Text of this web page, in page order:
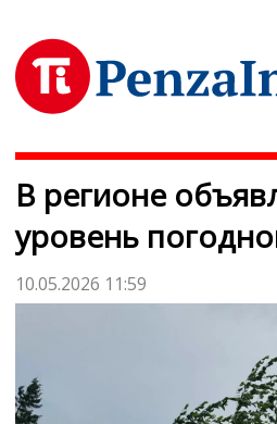
В регионе
уровень
10.05.2026 11:59